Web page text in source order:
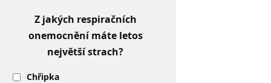
Z jakých respiračních
onemocnění máte letos
největší strach?
Chřipka